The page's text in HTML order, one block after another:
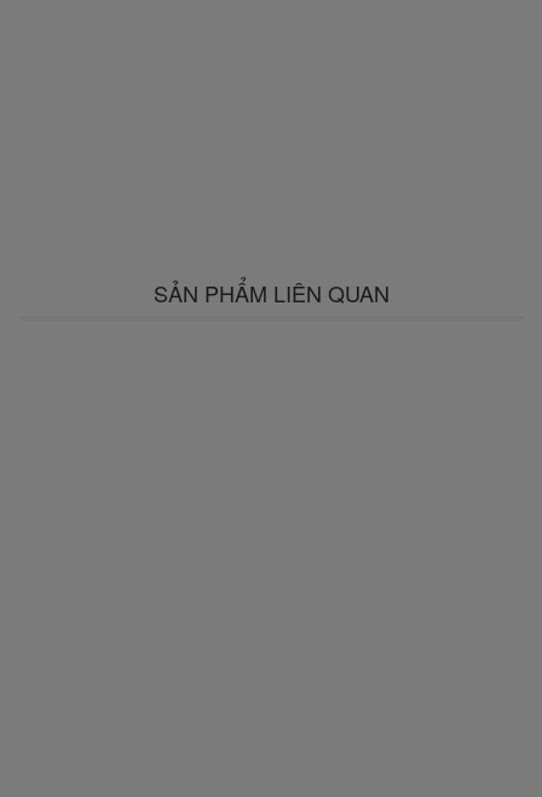
SẢN PHẨM LIÊN QUAN